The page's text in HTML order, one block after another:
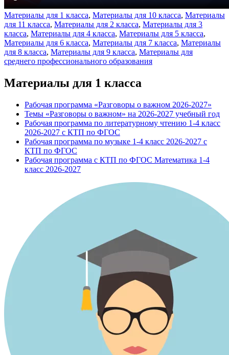
Материалы для 1 класса, Материалы для 10 класса, Материалы
для 11 класса, Материалы для 2 класса, Материалы для 3
класса, Материалы для 4 класса, Материалы для 5 класса,
Материалы для 6 класса, Материалы для 7 класса, Материалы
для 8 класса, Материалы для 9 класса, Материалы для
среднего профессионального образования
Материалы для 1 класса
Рабочая программа «Разговоры о важном 2026-2027»
Темы «Разговоры о важном» на 2026-2027 учебный год
Рабочая программа по литературному чтению 1-4 класс
2026-2027 с КТП по ФГОС
Рабочая программа по музыке 1-4 класс 2026-2027 с
КТП по ФГОС
Рабочая программа с КТП по ФГОС Математика 1-4
класс 2026-2027